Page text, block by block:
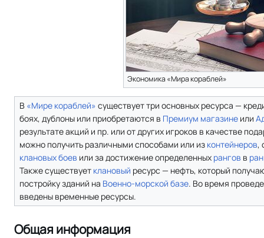
Экономика «Мира кораблей»
В «Мире кораблей» существует три основных ресурса —
боях, дублоны или приобретаются в Премиум магазине или
результате акций и пр. или от других игроков в качестве
можно получить различными способами или из контейнеров,
клановых боев или за достижение определенных рангов в
Также существует клановый ресурс — нефть, который
постройку зданий на Военно-морской базе. Во время
введены временные ресурсы.
Общая информация